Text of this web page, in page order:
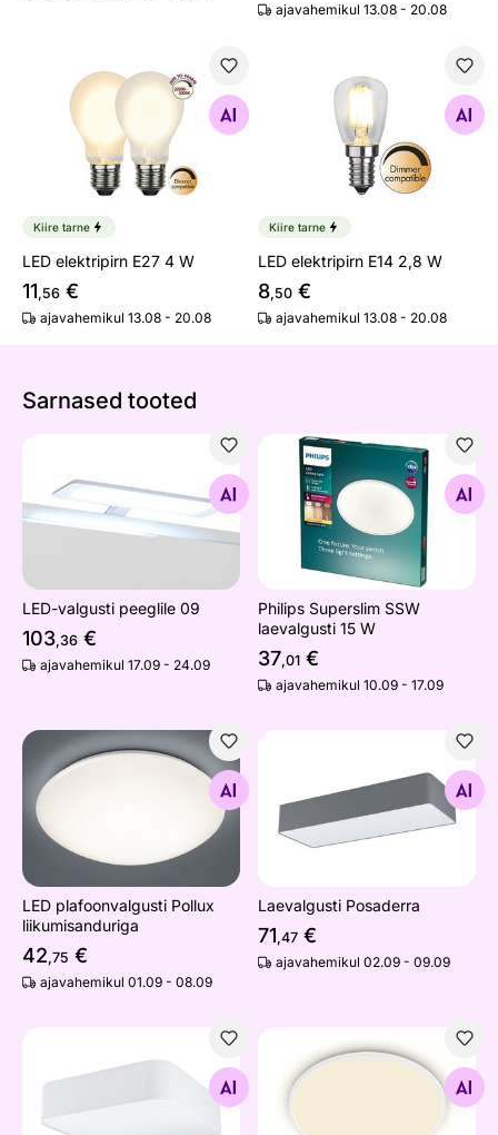
ajavahemikul 13.08 - 20.08
LED elektripirn E27 4 W
Otsi sarnaseid
Kiire tarne
LED elektripirn E27 4 W
11,56 €
ajavahemikul 13.08 - 20.08
LED elektripirn E14 2,8 W
Otsi sarnaseid
Kiire tarne
LED elektripirn E14 2,8 W
8,50 €
ajavahemikul 13.08 - 20.08
Sarnased tooted
Otsi sarnaseid
LED-valgusti peeglile 09
103,36 €
ajavahemikul 17.09 - 24.09
Philips Superslim SSW
Otsi sarnaseid
Philips Superslim SSW
laevalgusti 15 W
37,01 €
ajavahemikul 10.09 - 17.09
LED plafoonvalgusti Pollux liikumisanduriga
LED plafoonvalgusti Pollux
liikumisanduriga
42,75 €
ajavahemikul 01.09 - 08.09
Otsi sarnaseid
Laevalgusti Posaderra
71,47 €
ajavahemikul 02.09 - 09.09
Laevalgusti Pasteri Square
Otsi sarnaseid
Philips Superslim SSW
Otsi sarnaseid